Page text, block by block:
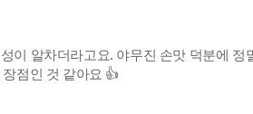
이 알차더라고요. 야무진 손맛 덕분에 정
점인 것 같아요 👍